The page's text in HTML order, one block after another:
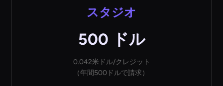
スタジオ
500 ドル
0.042米ドル/クレジット
（年間500ドルで請求）